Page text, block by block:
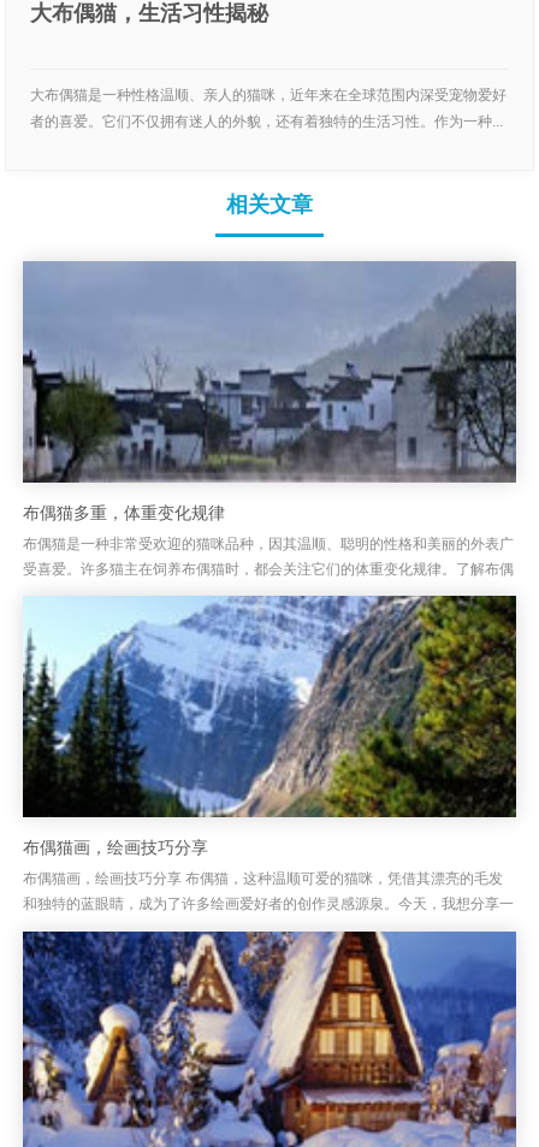
大布偶猫，生活习性揭秘
大布偶猫是一种性格温顺、亲人的猫咪，近年来在全球范围内深受宠物爱好
者的喜爱。它们不仅拥有迷人的外貌，还有着独特的生活习性。作为一种...
相关文章
布偶猫多重，体重变化规律
布偶猫是一种非常受欢迎的猫咪品种，因其温顺、聪明的性格和美丽的外表广
受喜爱。许多猫主在饲养布偶猫时，都会关注它们的体重变化规律。了解布偶
猫的体重发展规律，不仅有助于评估其健康状况，还能帮助主人做好日常...
布偶猫画，绘画技巧分享
布偶猫画，绘画技巧分享 布偶猫，这种温顺可爱的猫咪，凭借其漂亮的毛发
和独特的蓝眼睛，成为了许多绘画爱好者的创作灵感源泉。今天，我想分享一
些绘制布偶猫的技巧，帮助大家能够更加生动、真实地呈现出这只猫咪的...